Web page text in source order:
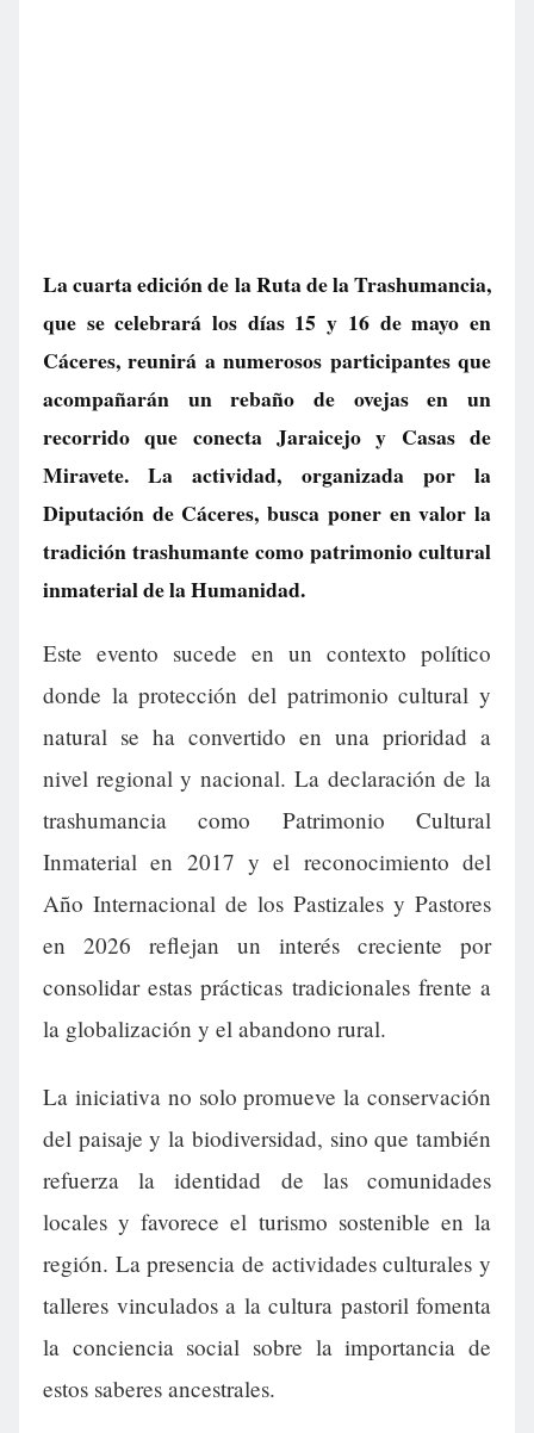
La cuarta edición de la Ruta de la Trashumancia,
que se celebrará los días 15 y 16 de mayo en
Cáceres, reunirá a numerosos participantes que
acompañarán un rebaño de ovejas en un
recorrido que conecta Jaraicejo y Casas de
Miravete. La actividad, organizada por la
Diputación de Cáceres, busca poner en valor la
tradición trashumante como patrimonio cultural
inmaterial de la Humanidad.
Este evento sucede en un contexto político
donde la protección del patrimonio cultural y
natural se ha convertido en una prioridad a
nivel regional y nacional. La declaración de la
trashumancia como Patrimonio Cultural
Inmaterial en 2017 y el reconocimiento del
Año Internacional de los Pastizales y Pastores
en 2026 reflejan un interés creciente por
consolidar estas prácticas tradicionales frente a
la globalización y el abandono rural.
La iniciativa no solo promueve la conservación
del paisaje y la biodiversidad, sino que también
refuerza la identidad de las comunidades
locales y favorece el turismo sostenible en la
región. La presencia de actividades culturales y
talleres vinculados a la cultura pastoril fomenta
la conciencia social sobre la importancia de
estos saberes ancestrales.